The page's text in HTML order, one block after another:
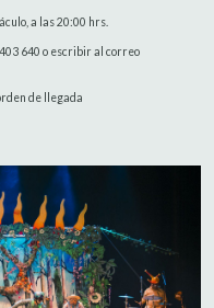
a las 20:00 hrs.
640 o escribir al correo
de llegada